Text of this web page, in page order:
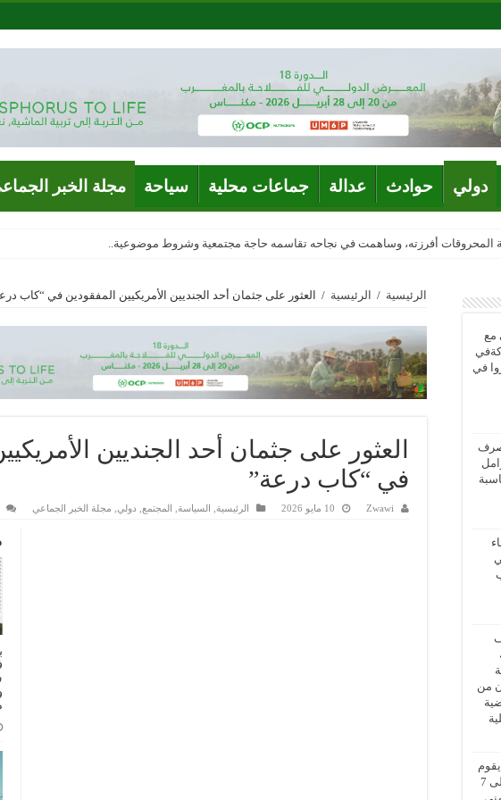
دولي حوادث عدالة جماعات محلية سياحة مجلة الخبر
المحروقات أفرزته، وساهمت في نجاحه تقاسمه حاجة مجتمعية وشروط موضوعية..
الرئيسية / الرئيسية / العثور على جثمان أحد الجنديين الأمريكيين المفقودين في “كاب
العثور على جثمان أحد الجنديين
في “كاب درعة”
Zwawi 10 مايو 2026 الرئيسية السياسة المجتمع دولي مجلة الخبر الجماعي
مع
في
من
بزيارة عمل إلى فيينا من 5 إلى 7